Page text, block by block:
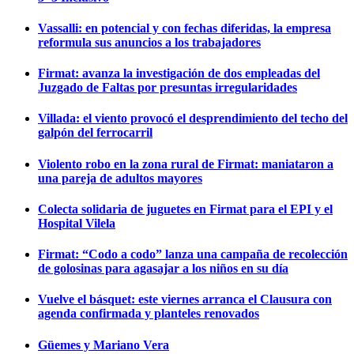
Vassalli: en potencial y con fechas diferidas, la empresa
reformula sus anuncios a los trabajadores
Firmat: avanza la investigación de dos empleadas del
Juzgado de Faltas por presuntas irregularidades
Villada: el viento provocó el desprendimiento del techo del
galpón del ferrocarril
Violento robo en la zona rural de Firmat: maniataron a
una pareja de adultos mayores
Colecta solidaria de juguetes en Firmat para el EPI y el
Hospital Vilela
Firmat: “Codo a codo” lanza una campaña de recolección
de golosinas para agasajar a los niños en su día
Vuelve el básquet: este viernes arranca el Clausura con
agenda confirmada y planteles renovados
Güemes y Mariano Vera